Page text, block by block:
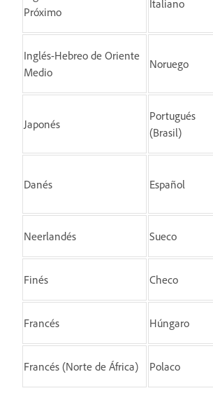
Próximo
Italiano
Inglés-Hebreo de Oriente
Medio
Noruego
Japonés
Portugués
(Brasil)
Danés Español
Neerlandés Sueco
Finés Checo
Francés Húngaro
Francés (Norte de África) Polaco